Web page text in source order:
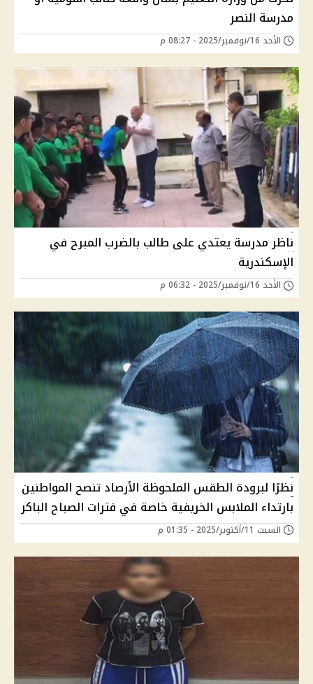
مدرسة النصر
الأحد 16/نوفمبر/2025 - 08:27 م
ناظر مدرسة يعتدي على طالب بالضرب المبرح في
الإسكندرية
الأحد 16/نوفمبر/2025 - 06:32 م
نظرًا لبرودة الطقس الملحوظة الأرصاد تنصح المواطنين
بارتداء الملابس الخريفية خاصة في فترات الصباح الباكر
السبت 11/أكتوبر/2025 - 01:35 م